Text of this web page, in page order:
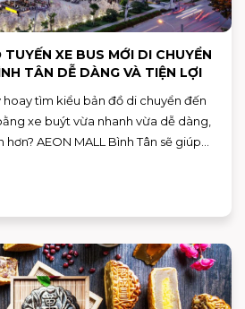
XE BUS MỚI DI CHUYỂN
TÂN DỄ DÀNG VÀ TIỆN LỢI
tìm kiểu bản đồ di chuyển đến
xe buýt vừa nhanh vừa dễ dàng,
AEON MALL Bình Tân sẽ giúp
kế hoạch di chuyển đến trung tâm
chóng mà không lo lạc đường.